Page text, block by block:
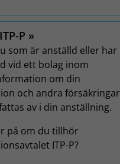
P
som är anställd eller har
vid ett bolag inom
om din
och andra försäkringar
av i din anställning.
på om du tillhör
ITP-P?